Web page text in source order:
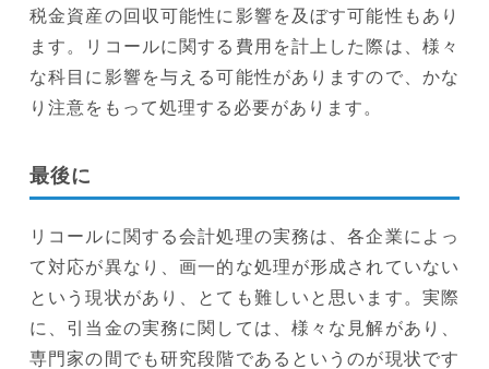
税金資産の回収可能性に影響を及ぼす可能性もあり
ます。リコールに関する費用を計上した際は、様々
な科目に影響を与える可能性がありますので、かな
り注意をもって処理する必要があります。
最後に
リコールに関する会計処理の実務は、各企業によっ
て対応が異なり、画一的な処理が形成されていない
という現状があり、とても難しいと思います。実際
に、引当金の実務に関しては、様々な見解があり、
専門家の間でも研究段階であるというのが現状です